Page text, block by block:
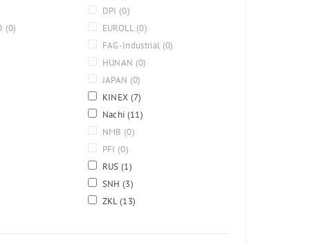
DPI (0)
(0) EUROLL (0)
FAG-Industrial (0)
HUNAN (0)
JAPAN (0)
KINEX (7)
Nachi (11)
NMB (0)
PFI (0)
RUS(1)
SNH(3)
ZKL(13)